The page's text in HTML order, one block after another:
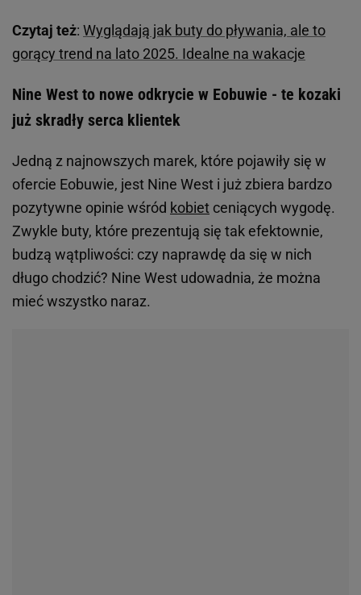
Czytaj też: Wyglądają jak buty do pływania, ale to
gorący trend na lato 2025. Idealne na wakacje
Nine West to nowe odkrycie w Eobuwie - te kozaki
już skradły serca klientek
Jedną z najnowszych marek, które pojawiły się w
ofercie Eobuwie, jest Nine West i już zbiera bardzo
pozytywne opinie wśród kobiet ceniących wygodę.
Zwykle buty, które prezentują się tak efektownie,
budzą wątpliwości: czy naprawdę da się w nich
długo chodzić? Nine West udowadnia, że można
mieć wszystko naraz.